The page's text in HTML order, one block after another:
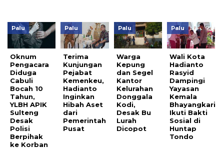
Palu
Oknum
Pengacara
Diduga
Cabuli
Bocah 10
Tahun,
YLBH APIK
Sulteng
Desak
Polisi
Berpihak
ke Korban
Palu
Terima
Kunjungan
Pejabat
Kemenkeu,
Hadianto
Inginkan
Hibah Aset
dari
Pemerintah
Pusat
Palu
Warga
Kepung
dan Segel
Kantor
Kelurahan
Donggala
Kodi,
Desak Bu
Lurah
Dicopot
Palu
Wali Kota
Hadianto
Rasyid
Dampingi
Yayasan
Kemala
Bhayangkari
Ikuti Bakti
Sosial di
Huntap
Tondo